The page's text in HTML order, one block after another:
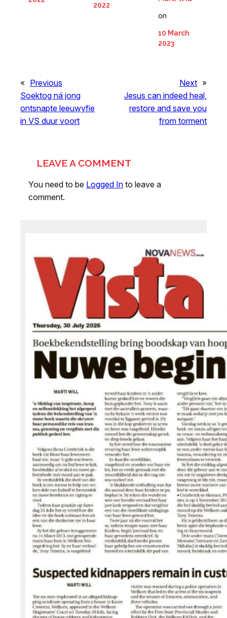
2022
on
10 March
2023
« Previous
Soektog ná jong
ontsnapte leeuwyfie
in VS duur voort
Next »
Jesus can indeed heal,
restore and save you
from torment
LEAVE A COMMENT
You need to be Logged In to leave a
comment.